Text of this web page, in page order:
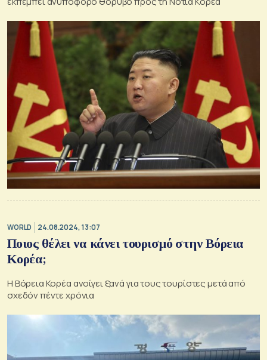
WORLD 24.08.2024, 13:07
Ποιος θέλει να κάνει τουρισμό στην Βόρεια
Κορέα;
Η Βόρεια Κορέα ανοίγει ξανά για τους τουρίστες μετά από
σχεδόν πέντε χρόνια